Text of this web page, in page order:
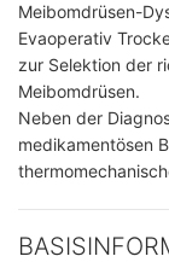
Meibomdrüsen-
Evaoperativ
zur Selektion der
Meibomdrüsen.
Neben der
medikamentösen